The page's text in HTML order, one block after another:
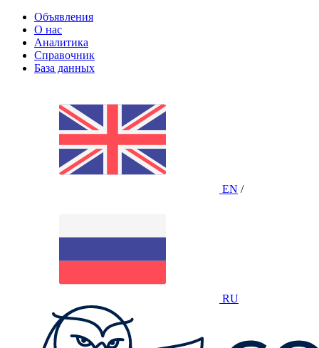
Объявления
О нас
Аналитика
Справочник
База данных
EN /
RU